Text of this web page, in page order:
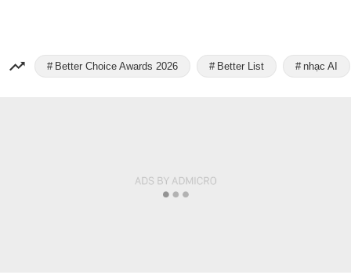
Better Choice Awards 2026 Better List nhạc AI